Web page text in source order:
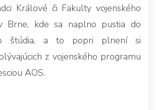
Králové či Fakulty vojenského
Brne, kde sa naplno pustia do
štúdia, a to popri plnení si
z vojenského programu
AOS.